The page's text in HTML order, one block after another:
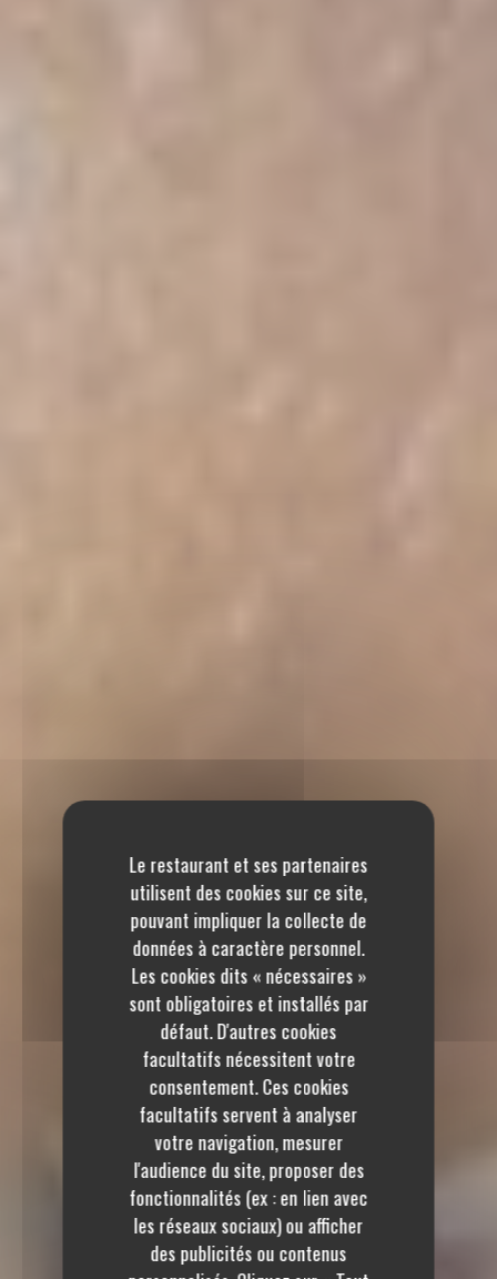
Le restaurant et ses partenaires
utilisent des cookies sur ce site,
pouvant impliquer la collecte de
données à caractère personnel.
Les cookies dits « nécessaires »
sont obligatoires et installés par
défaut. D'autres cookies
facultatifs nécessitent votre
consentement. Ces cookies
facultatifs servent à analyser
votre navigation, mesurer
l'audience du site, proposer des
fonctionnalités (ex : en lien avec
les réseaux sociaux) ou afficher
des publicités ou contenus